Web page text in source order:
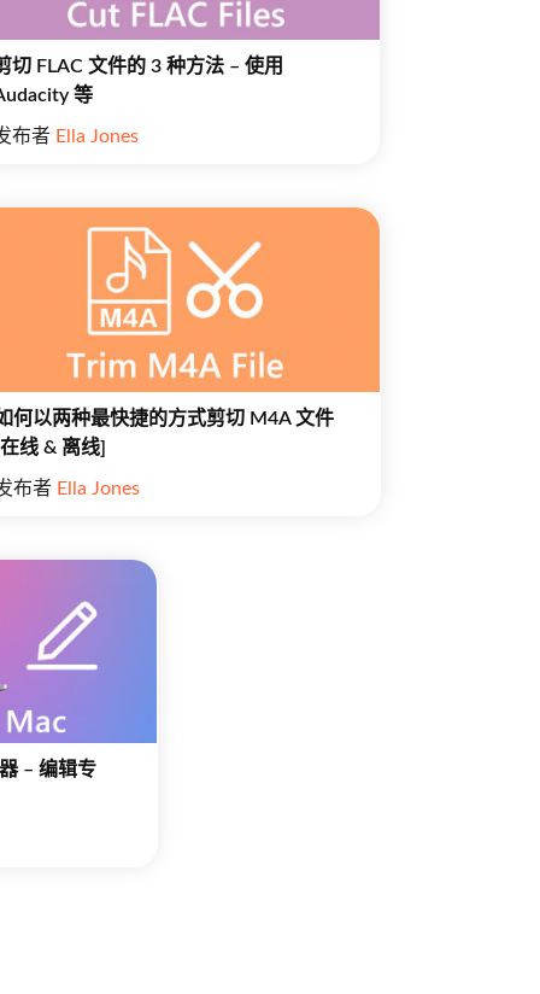
切 FLAC 文件的 3 种方法 – 使用
等
布者 Ella Jones
何以两种最快捷的方式剪切 M4A 文件
线 & 离线]
布者 Ella Jones
– 编辑专